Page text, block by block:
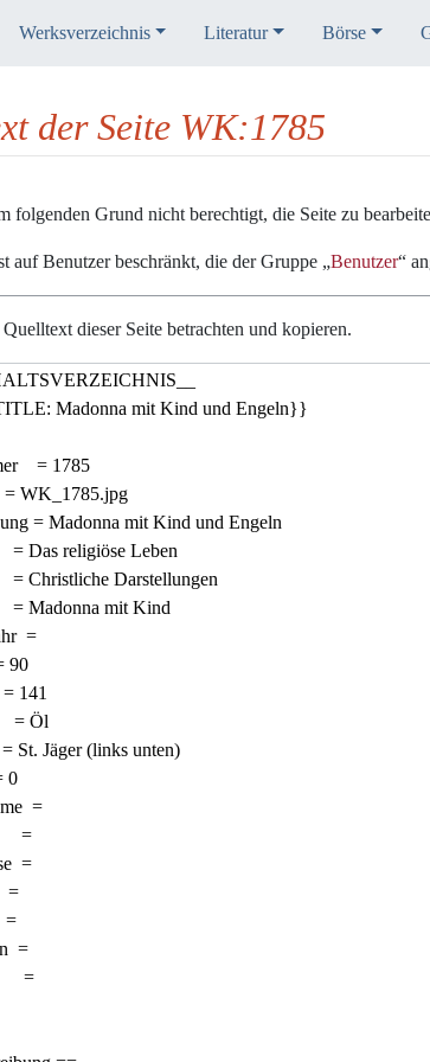
Werksverzeichnis Literatur Börse
der Seite WK:1785
,Suche
folgenden Grund nicht berechtigt, die Seite zu
auf Benutzer beschränkt, die der Gruppe „Benutzer“
dieser Seite betrachten und kopieren.